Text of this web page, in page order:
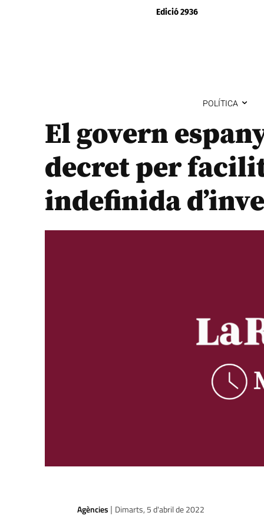
Edició 2936
POLÍTICA
El govern
decret per
indefinida
Agències | Dimarts, 5 d'abril de 2022